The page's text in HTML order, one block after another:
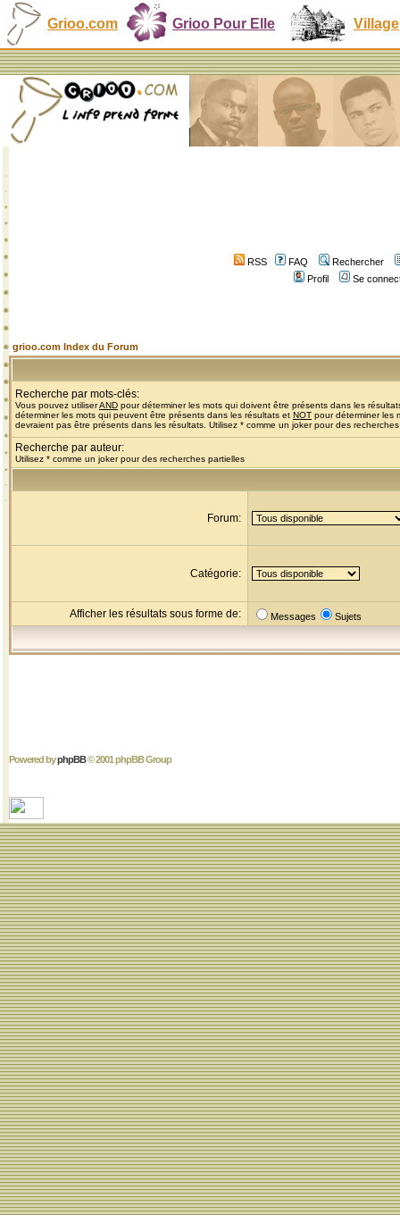
Grioo.com Grioo Pour Elle Village
RSS FAQ
Rechercher
Profil
Se
grioo.com Index du Forum
Recherche par mots-clés:
Vous pouvez utiliserAND pour déterminer les mots qui doivent être présents dans les
déterminer les mots qui peuvent être présents dans les résultats et NOT pour déterminer les
devraient pas être présents dans les résultats. Utilisez * comme un joker pour des
Recherche par auteur:
Utilisez * comme un joker pour des recherches partielles
Forum:
Catégorie:
Afficher les résultats sous forme de: Messages Sujets
Powered byphpBB© 2001 phpBB Group